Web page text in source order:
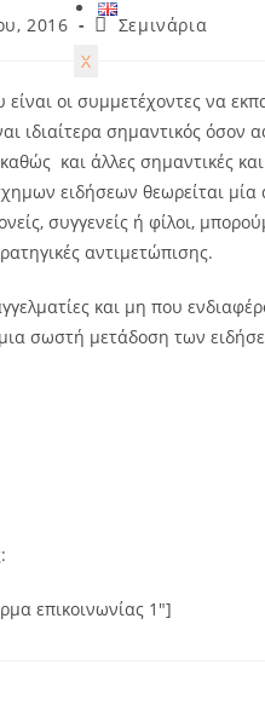
X
2016 Σεμινάρια
οι συμμετέχοντες να
ιδιαίτερα σημαντικός
και άλλες σημαντικές
ειδήσεων θεωρείται μία
συγγενείς ή φίλοι,
αντιμετώπισης.
και μη που
σωστή μετάδοση των
επικοινωνίας 1″]